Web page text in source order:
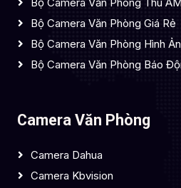
Bộ Camera Văn Phòng Giá Rẻ
Bộ Camera Văn Phòng Hình
Bộ Camera Văn Phòng Báo
Camera Văn Phòng
Camera Dahua
Camera Kbvision